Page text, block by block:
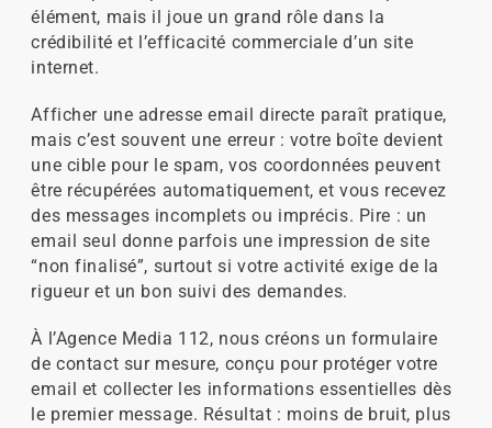
élément, mais il joue un grand rôle dans la
crédibilité et l’efficacité commerciale d’un site
internet.
Afficher une adresse email directe paraît pratique,
mais c’est souvent une erreur : votre boîte devient
une cible pour le spam, vos coordonnées peuvent
être récupérées automatiquement, et vous recevez
des messages incomplets ou imprécis. Pire : un
email seul donne parfois une impression de site
“non finalisé”, surtout si votre activité exige de la
rigueur et un bon suivi des demandes.
À l’Agence Media 112, nous créons un formulaire
de contact sur mesure, conçu pour protéger votre
email et collecter les informations essentielles dès
le premier message. Résultat : moins de bruit, plus